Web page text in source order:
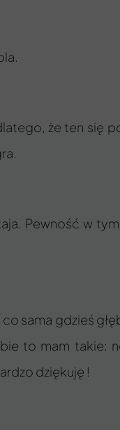
sama gdzieś
to mam takie:
dziękuję !
Pewność w
że ten się